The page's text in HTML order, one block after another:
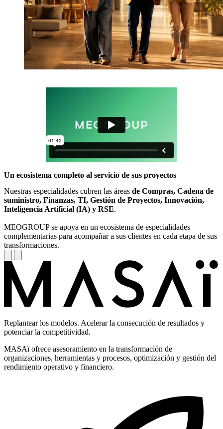
Un ecosistema completo al servicio de sus proyectos
Nuestras especialidades cubren las áreas de Compras, Cadena de
suministro, Finanzas, TI, Gestión de Proyectos, Innovación,
Inteligencia Artificial (IA) y RSE.
MEOGROUP se apoya en un ecosistema de especialidades
complementarias para acompañar a sus clientes en cada etapa de sus
transformaciones.
Replantear los modelos. Acelerar la consecución de resultados y
potenciar la competitividad.
MASAï ofrece asesoramiento en la transformación de
organizaciones, herramientas y procesos, optimización y gestión del
rendimiento operativo y financiero.